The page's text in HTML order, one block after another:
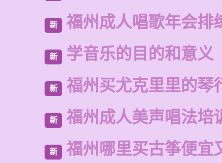
新 福州成人唱歌年会排
新 学音乐的目的和意义
新 福州买尤克里里的琴
新 福州成人美声唱法培
新 福州哪里买古筝便宜